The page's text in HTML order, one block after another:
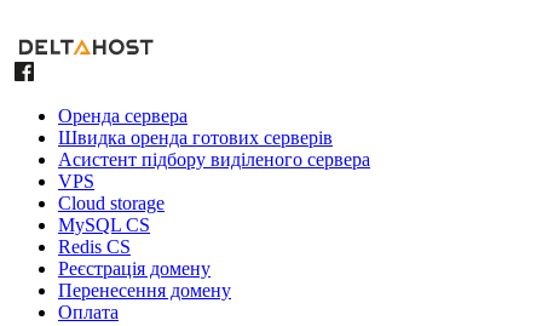
Оренда сервера
Швидка оренда готових серверів
Асистент підбору виділеного сервера
VPS
Cloud storage
MySQL CS
Redis CS
Реєстрація домену
Перенесення домену
Оплата